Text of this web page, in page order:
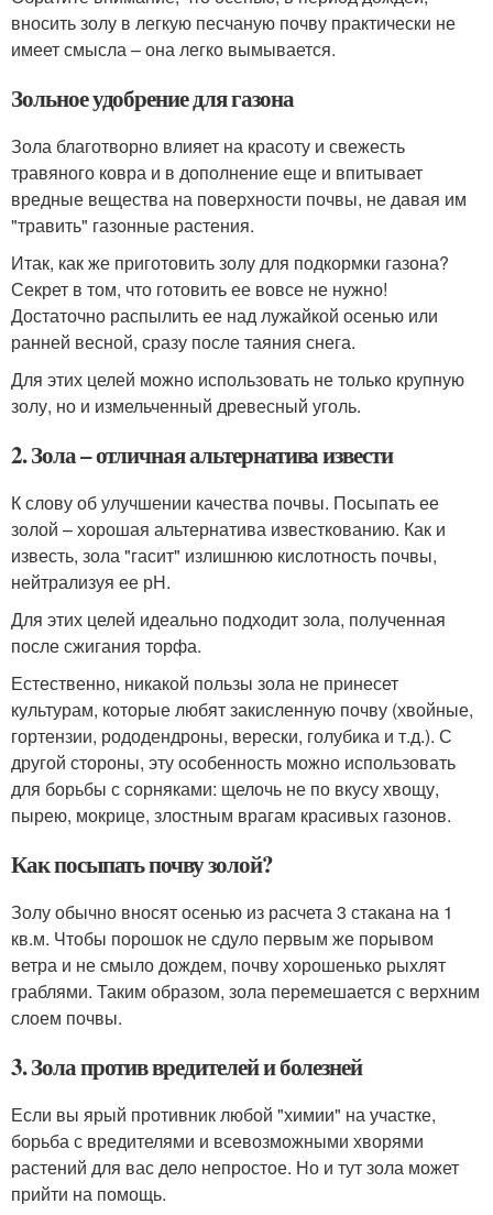
вносить золу в легкую песчаную почву практически не
имеет смысла – она легко вымывается.
Зольное удобрение для газона
Зола благотворно влияет на красоту и свежесть
травяного ковра и в дополнение еще и впитывает
вредные вещества на поверхности почвы, не давая им
"травить" газонные растения.
Итак, как же приготовить золу для подкормки газона?
Секрет в том, что готовить ее вовсе не нужно!
Достаточно распылить ее над лужайкой осенью или
ранней весной, сразу после таяния снега.
Для этих целей можно использовать не только крупную
золу, но и измельченный древесный уголь.
2. Зола – отличная альтернатива извести
К слову об улучшении качества почвы. Посыпать ее
золой – хорошая альтернатива известкованию. Как и
известь, зола "гасит" излишнюю кислотность почвы,
нейтрализуя ее рН.
Для этих целей идеально подходит зола, полученная
после сжигания торфа.
Естественно, никакой пользы зола не принесет
культурам, которые любят закисленную почву (хвойные,
гортензии, рододендроны, верески, голубика и т.д.). С
другой стороны, эту особенность можно использовать
для борьбы с сорняками: щелочь не по вкусу хвощу,
пырею, мокрице, злостным врагам красивых газонов.
Как посыпать почву золой?
Золу обычно вносят осенью из расчета 3 стакана на 1
кв.м. Чтобы порошок не сдуло первым же порывом
ветра и не смыло дождем, почву хорошенько рыхлят
граблями. Таким образом, зола перемешается с верхним
слоем почвы.
3. Зола против вредителей и болезней
Если вы ярый противник любой "химии" на участке,
борьба с вредителями и всевозможными хворями
растений для вас дело непростое. Но и тут зола может
прийти на помощь.